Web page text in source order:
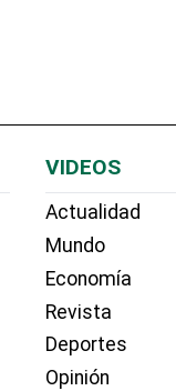
VIDEOS
Actualidad
Mundo
Economía
Revista
Deportes
Opinión